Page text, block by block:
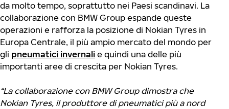
da molto tempo, soprattutto nei Paesi scandinavi. La
collaborazione con BMW Group espande queste
operazioni e rafforza la posizione di Nokian Tyres in
Europa Centrale, il più ampio mercato del mondo per
gli pneumatici invernali e quindi una delle più
importanti aree di crescita per Nokian Tyres.
“La collaborazione con BMW Group dimostra che
Nokian Tyres, il produttore di pneumatici più a nord